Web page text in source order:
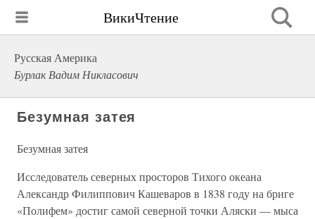
ВикиЧтение
Русская Америка
Бурлак Вадим Никласович
Безумная затея
Безумная затея
Исследователь северных просторов Тихого океана
Александр Филиппович Кашеваров в 1838 году на бриге
«Полифем» достиг самой северной точки Аляски — мыса